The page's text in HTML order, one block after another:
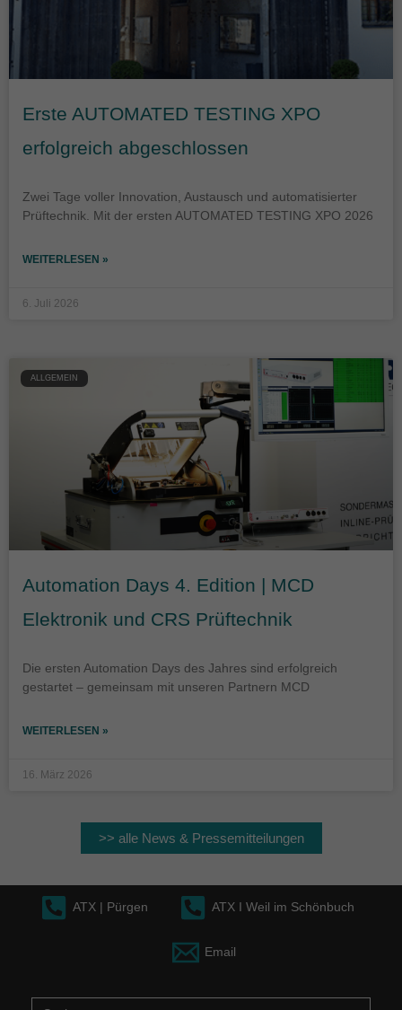
Erste AUTOMATED TESTING XPO
erfolgreich abgeschlossen
Zwei Tage voller Innovation, Austausch und automatisierter
Prüftechnik. Mit der ersten AUTOMATED TESTING XPO 2026
WEITERLESEN »
6. Juli 2026
ALLGEMEIN
Automation Days 4. Edition | MCD
Elektronik und CRS Prüftechnik
Die ersten Automation Days des Jahres sind erfolgreich
gestartet – gemeinsam mit unseren Partnern MCD
WEITERLESEN »
16. März 2026
>> alle News & Pressemitteilungen
ATX | Pürgen ATX I Weil im Schönbuch
Email
Suche